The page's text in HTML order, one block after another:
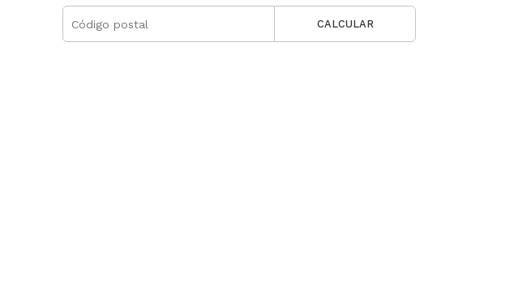
CALCULAR